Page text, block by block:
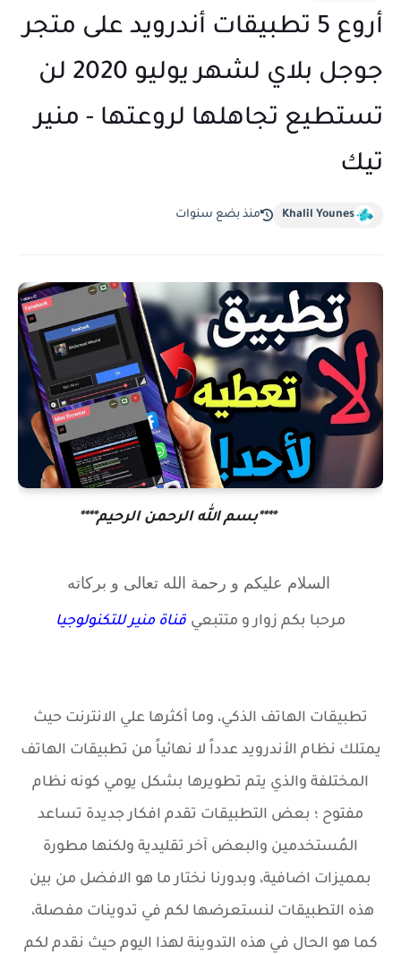
أروع 5 تطبيقات أندرويد على متجر
جوجل بلاي لشهر يوليو 2020 لن
تستطيع تجاهلها لروعتها - منير
تيك
Khalil Younes منذ بضع سنوات
****بسم الله الرحمن الرحيم****
السلام عليكم و رحمة الله تعالى و بركاته
مرحبا بكم زوار و متتبعي قناة منير للتكنولوجيا
تطبيقات الهاتف الذكي، وما أكثرها علي الانترنت حيث
يمتلك نظام الأندرويد عدداً لا نهائياً من تطبيقات الهاتف
المختلفة والذي يتم تطويرها بشكل يومي كونه نظام
مفتوح ؛ بعض التطبيقات تقدم افكار جديدة تساعد
المُستخدمين والبعض آخر تقليدية ولكنها مطورة
بمميزات اضافية، وبدورنا نختار ما هو الافضل من بين
هذه التطبيقات لنستعرضها لكم في تدوينات مفصلة،
كما هو الحال في هذه التدوينة لهذا اليوم حيث نقدم لكم